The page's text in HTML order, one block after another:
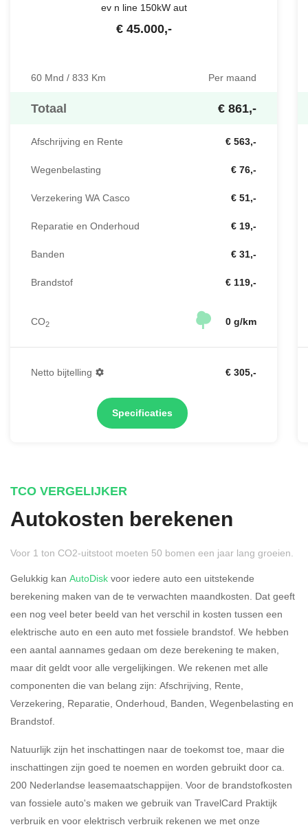
ev n line 150kW aut
€ 45.000,-
60 Mnd / 833 Km Per maand
Totaal € 861,-
Afschrijving en Rente € 563,-
Wegenbelasting € 76,-
Verzekering WA Casco € 51,-
Reparatie en Onderhoud € 19,-
Banden € 31,-
Brandstof € 119,-
CO2 0 g/km
Netto bijtelling € 305,-
Specificaties
Rijdt u meer dan 500
kilometer privé?
Ja Nee
Belastingspercentage
37,07% (Belastbaar tot €
69.399,- )
Eigen bijdrage
TCO VERGELIJKER
Autokosten berekenen
Voor 1 ton CO2-uitstoot moeten 50 bomen een jaar lang groeien.
Gelukkig kan AutoDisk voor iedere auto een uitstekende
berekening maken van de te verwachten maandkosten. Dat geeft
een nog veel beter beeld van het verschil in kosten tussen een
elektrische auto en een auto met fossiele brandstof. We hebben
een aantal aannames gedaan om deze berekening te maken,
maar dit geldt voor alle vergelijkingen. We rekenen met alle
componenten die van belang zijn: Afschrijving, Rente,
Verzekering, Reparatie, Onderhoud, Banden, Wegenbelasting en
Brandstof.
Natuurlijk zijn het inschattingen naar de toekomst toe, maar die
inschattingen zijn goed te noemen en worden gebruikt door ca.
200 Nederlandse leasemaatschappijen. Voor de brandstofkosten
van fossiele auto's maken we gebruik van TravelCard Praktijk
verbruik en voor elektrisch verbruik rekenen we met onze